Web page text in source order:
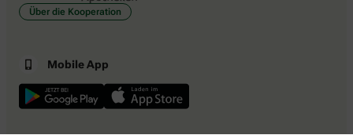
Über die Kooperation
Mobile App